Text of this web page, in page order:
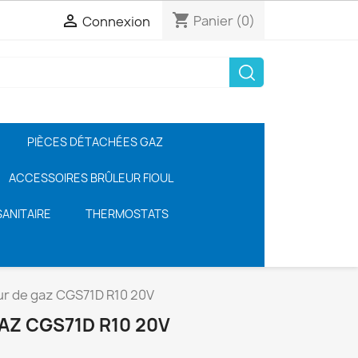
 Connexion shopping_cart Panier (0)
PIÈCES DÉTACHÉES GAZ
ACCESSOIRES BRÛLEUR FIOUL
THERMOSTATS
de gaz CGS71D R10 20V
CGS71D R10 20V